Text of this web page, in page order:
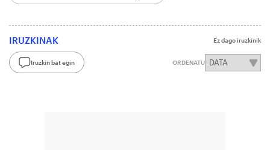
IRUZKINAK Ez dago iruzkinik
Iruzkin bat egin ORDENATU